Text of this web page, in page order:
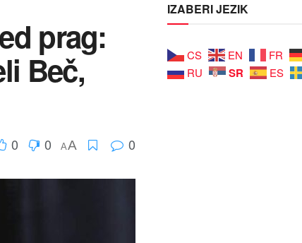
prag:
Beč,
0 0 AA 0
IZABERI JEZIK
CS EN FR
RU
SR ES